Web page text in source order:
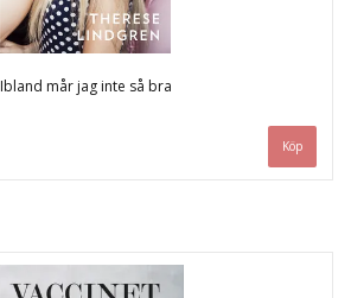
Ibland mår jag inte så bra